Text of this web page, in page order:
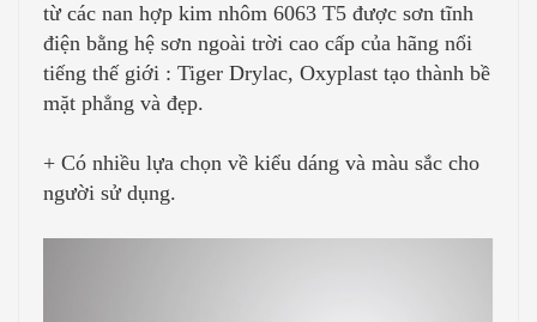
từ các nan hợp kim nhôm 6063 T5 được sơn tĩnh
điện bằng hệ sơn ngoài trời cao cấp của hãng nổi
tiếng thế giới : Tiger Drylac, Oxyplast tạo thành bề
mặt phẳng và đẹp.
+ Có nhiều lựa chọn về kiểu dáng và màu sắc cho
người sử dụng.